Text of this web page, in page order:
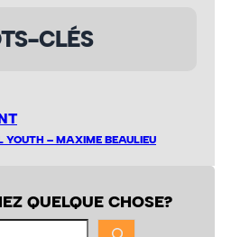
CLÉS
YOUTH – MAXIME BEAULIEU
QUELQUE CHOSE?